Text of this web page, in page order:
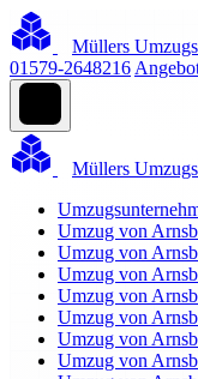
Müllers
01579-2648216
Müllers
Umzug von
Umzug von
Umzug von
Umzug von
Umzug von
Umzug von
Umzug von